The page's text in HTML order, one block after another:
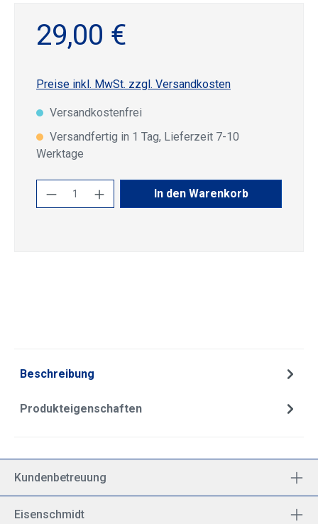
29,00 €
Preise inkl. MwSt. zzgl. Versandkosten
Versandkostenfrei
Versandfertig in 1 Tag, Lieferzeit 7-10
Werktage
Produkt Anzahl: Gib den gewünschten
In den Warenkorb
Beschreibung
Produkteigenschaften
Kundenbetreuung
Eisenschmidt